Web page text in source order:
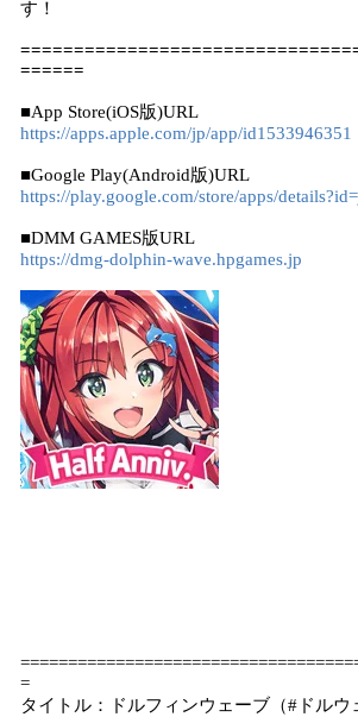
す！
======
■App Store(iOS版)URL
https://apps.apple.com/jp/app/id1533946351
■Google Play(Android版)URL
https://play.google.com/store/apps/
■DMM GAMES版URL
https://dmg-dolphin-wave.hpgames.jp
=
タイトル：ドルフィンウェーブ（#ドルウ